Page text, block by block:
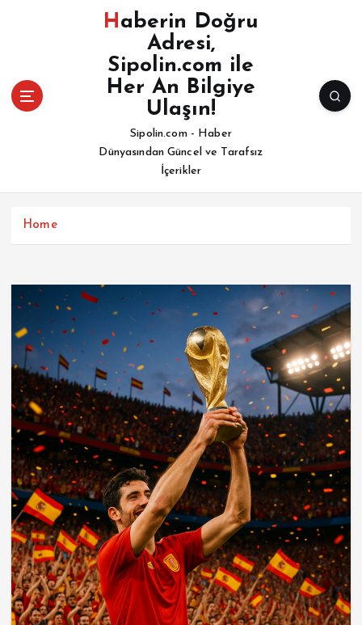
a
Haberin Doğru
Adresi,
Sipolin.com ile
Her An Bilgiye
Ulaşın!
Sipolin.com - Haber
Dünyasından Güncel ve Tarafsız
İçerikler
Home